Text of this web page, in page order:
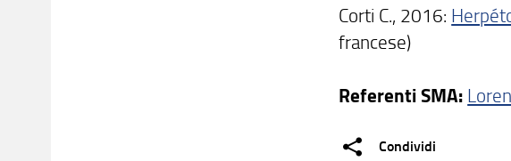
Corti C., 2016:
francese)
Referenti SMA:
Condividi